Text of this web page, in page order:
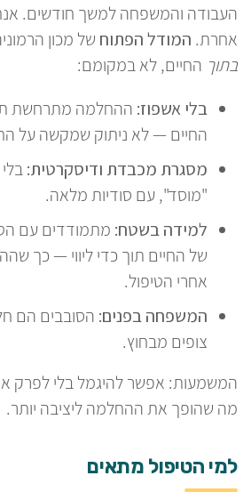
העבודה והמשפחה למשך חודשים.
אחרת. המודל הפתוח של מכון
בתוך החיים, לא במקומם:
בלי אשפוז: ההחלמה מתרחשת
החיים — לא ניתוק שמקשה על
מסגרת מכבדת ודיסקרטית:
"מוסד", עם סודיות מלאה.
למידה בשטח: מתמודדים עם
של החיים תוך כדי ליווי — כך
אחרי הטיפול.
המשפחה בפנים: הסובבים הם
צופים מבחוץ.
המשמעות: אפשר להיגמל בלי לפרק
מה שהופך את ההחלמה ליציבה יותר.
למי הטיפול מתאים